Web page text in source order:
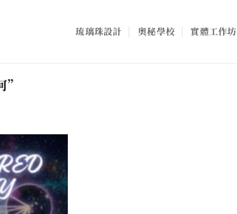
琉璃珠設計 奧秘學校 實體工作坊
”